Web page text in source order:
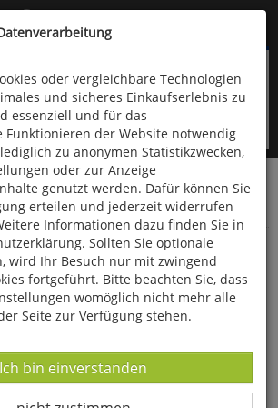
Seite überspringen
oder (06766) 9323-960
Quelle & Meyer Verlag
Fauna
Eulen im Vergleich
oder vergleichbare Technologien
und sicheres Einkaufserlebnis zu
essenziell und für das
Funktionieren der Website notwendig
zu anonymen Statistikzwecken,
oder zur Anzeige
genutzt werden. Dafür können Sie
erteilen und jederzeit widerrufen
Informationen dazu finden Sie in
Sollten Sie optionale
wird Ihr Besuch nur mit zwingend
fortgeführt. Bitte beachten Sie, dass
womöglich nicht mehr alle
Seite zur Verfügung stehen.
Datenverarbeitung -
Ich bin einverstanden